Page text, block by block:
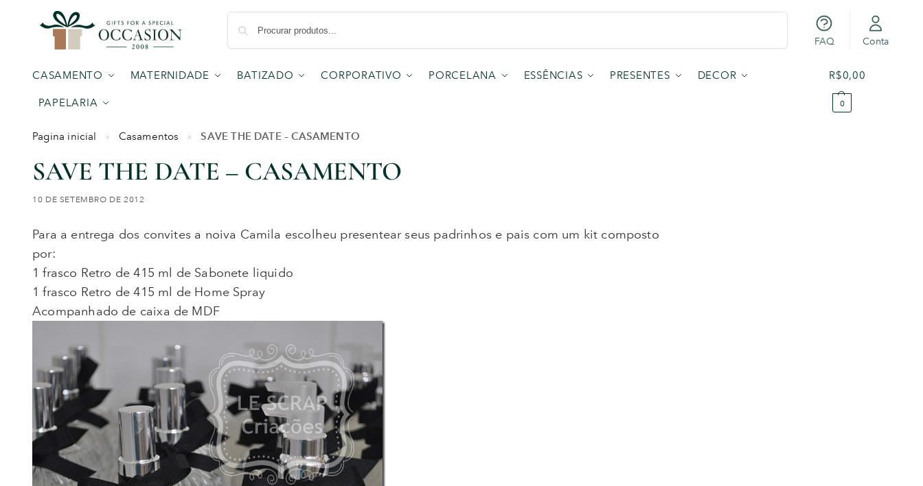
FAQ Conta
CASAMENTO MATERNIDADE BATIZADO CORPORATIVO PORCELANA ESSÊNCIAS PRESENTES DECOR
PAPELARIA
R$0,00
0
Pagina inicial » Casamentos » SAVE THE DATE – CASAMENTO
SAVE THE DATE – CASAMENTO
10 DE SETEMBRO DE 2012
Para a entrega dos convites a noiva Camila escolheu presentear seus padrinhos e pais com um kit composto
por:
1 frasco Retro de 415 ml de Sabonete liquido
1 frasco Retro de 415 ml de Home Spray
Acompanhado de caixa de MDF